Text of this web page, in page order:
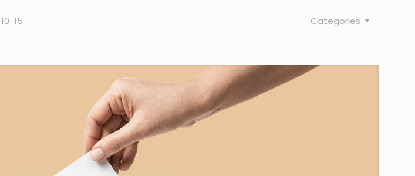
15 Categories